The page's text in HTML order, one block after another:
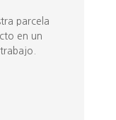
parcela
en un